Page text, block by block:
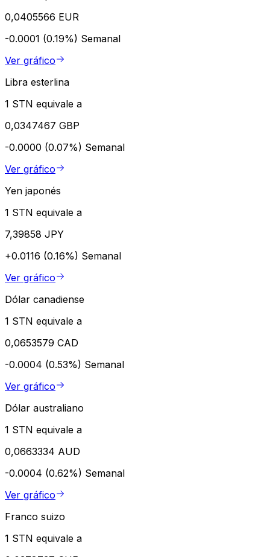
0,0405566 EUR
-0.0001 (0.19%) Semanal
Ver gráfico
Libra esterlina
1 STN equivale a
0,0347467 GBP
-0.0000 (0.07%) Semanal
Ver gráfico
Yen japonés
1 STN equivale a
7,39858 JPY
+0.0116 (0.16%) Semanal
Ver gráfico
Dólar canadiense
1 STN equivale a
0,0653579 CAD
-0.0004 (0.53%) Semanal
Ver gráfico
Dólar australiano
1 STN equivale a
0,0663334 AUD
-0.0004 (0.62%) Semanal
Ver gráfico
Franco suizo
1 STN equivale a